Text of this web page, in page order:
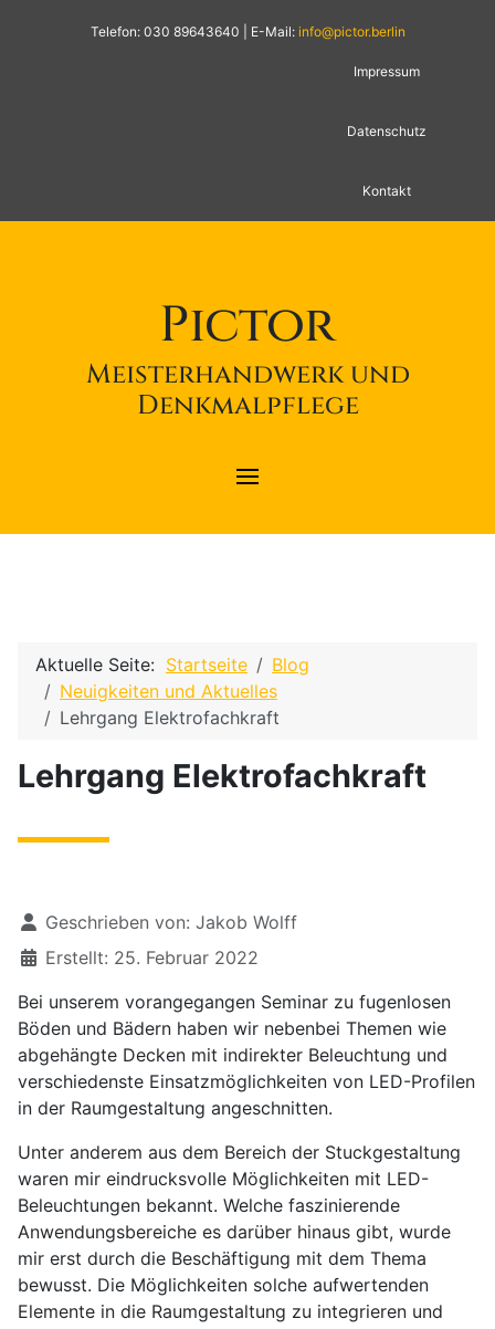
Telefon: 030 89643640 | E-Mail: info@pictor.berlin
Impressum
Datenschutz
Kontakt
Pictor
Meisterhandwerk und
Denkmalpflege
Aktuelle Seite: Startseite
Blog
Neuigkeiten und Aktuelles
Lehrgang Elektrofachkraft
Lehrgang Elektrofachkraft
Geschrieben von: Jakob Wolff
Erstellt: 25. Februar 2022
Bei unserem vorangegangen Seminar zu fugenlosen
Böden und Bädern haben wir nebenbei Themen wie
abgehängte Decken mit indirekter Beleuchtung und
verschiedenste Einsatzmöglichkeiten von LED-Profilen
in der Raumgestaltung angeschnitten.
Unter anderem aus dem Bereich der Stuckgestaltung
waren mir eindrucksvolle Möglichkeiten mit LED-
Beleuchtungen bekannt. Welche faszinierende
Anwendungsbereiche es darüber hinaus gibt, wurde
mir erst durch die Beschäftigung mit dem Thema
bewusst. Die Möglichkeiten solche aufwertenden
Elemente in die Raumgestaltung zu integrieren und